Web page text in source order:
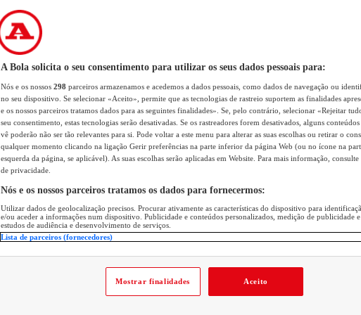
A Bola solicita o seu consentimento para utilizar os seus dados pessoais para:
Nós e os nossos 298 parceiros armazenamos e acedemos a dados pessoais, como dados de navegação ou
no seu dispositivo. Se selecionar «Aceito», permite que as tecnologias de rastreio suportem as finalidades
e os nossos parceiros tratamos dados para as seguintes finalidades». Se, pelo contrário, selecionar «Rejeitar
seu consentimento, estas tecnologias serão desativadas. Se os rastreadores forem desativados, alguns
vê poderão não ser tão relevantes para si. Pode voltar a este menu para alterar as suas escolhas ou retirar o
qualquer momento clicando na ligação Gerir preferências na parte inferior da página Web (ou no ícone na
esquerda da página, se aplicável). As suas escolhas serão aplicadas em Website. Para mais informação,
de privacidade.
Nós e os nossos parceiros tratamos os dados para fornecermos:
Utilizar dados de geolocalização precisos. Procurar ativamente as características do dispositivo para
e/ou aceder a informações num dispositivo. Publicidade e conteúdos personalizados, medição de publicidade
estudos de audiência e desenvolvimento de serviços.
Lista de parceiros (fornecedores)
Mostrar finalidades Aceito